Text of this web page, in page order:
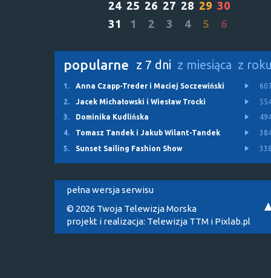
24 25 26 27 28 29 30
31
1 2 3 4 5 6
popularne z 7 dni z miesiąca z
1. Anna Czapp-Treder i Maciej Soczewiński
2.
Jacek Michałowski i Wiesław Trocki
3.
Dominika Kudlińska
4.
Tomasz Tandek i Jakub Wilant-Tandek
5.
Sunset Sailing Fashion Show
pełna wersja serwisu
© 2026 Twoja Telewizja Morska
projekt i realizacja: Telewizja TTM i Pixlab.pl